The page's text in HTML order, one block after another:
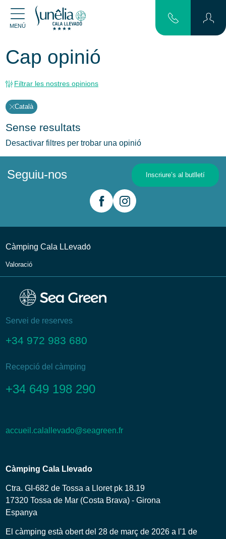
MENÚ
Cap opinió
Filtrar les nostres opinions
Català
Sense resultats
Desactivar filtres per trobar una opinió
Seguiu-nos Inscriure’s al butlletí
Càmping Cala LLevadо́
Valoració
Servei de reserves
+34 972 983 680
Recepció del càmping
+34 649 198 290
accueil.calallevado@seagreen.fr
Càmping Cala Llevado
Ctra. GI-682 de Tossa a Lloret pk 18.19
17320 Tossa de Mar (Costa Brava) - Girona
Espanya
El càmping està obert del 28 de març de 2026 a l'1 de